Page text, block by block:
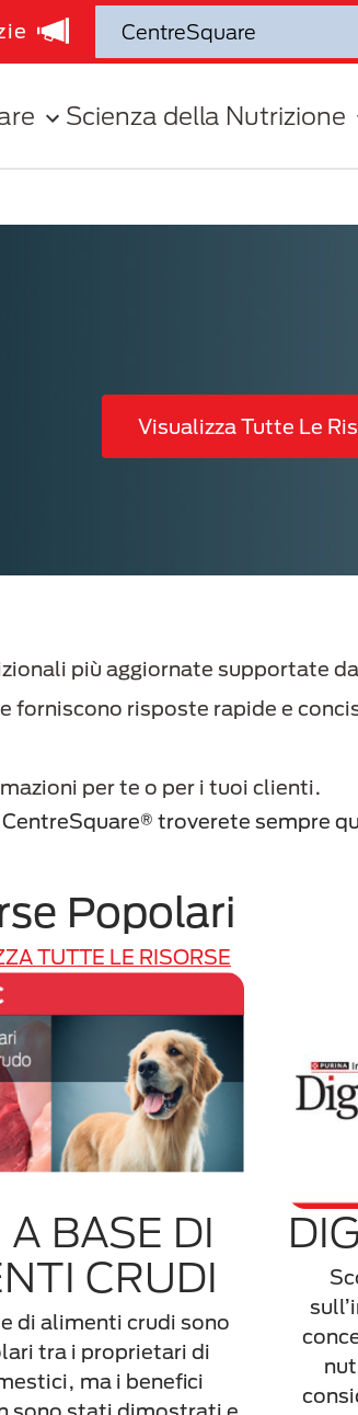
Scienza della Nutrizione
Visualizza Tutte Le
più aggiornate supportate
risposte rapide e
per te o per i tuoi clienti.
troverete sempre
Popolari
TUTTE LE RISORSE
A BASE DI
CRUDI
di alimenti crudi sono
tra i proprietari di
ma i benefici